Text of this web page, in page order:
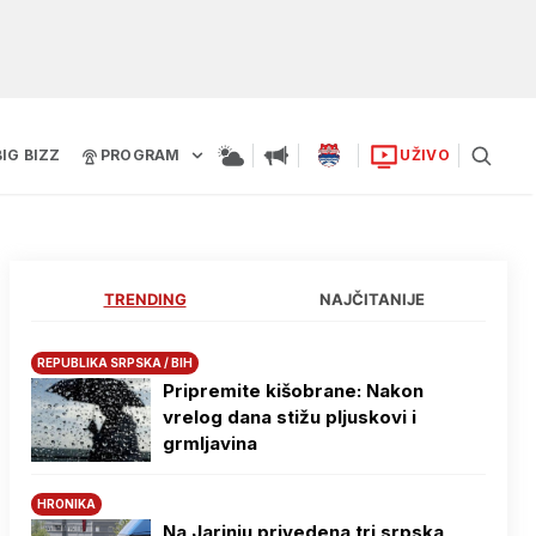
BIZZ PROGRAM UŽIVO
TRENDING NAJČITANIJE
REPUBLIKA SRPSKA / BIH
Pripremite kišobrane: Nakon
vrelog dana stižu pljuskovi i
grmljavina
HRONIKA